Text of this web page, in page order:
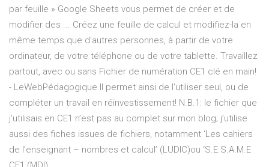
par feuille » Google Sheets vous permet de créer et de
modifier des ... Créez une feuille de calcul et modifiez-la en
même temps que d'autres personnes, à partir de votre
ordinateur, de votre téléphone ou de votre tablette. Travaillez
partout, avec ou sans Fichier de numération CE1 clé en main!
- LeWebPédagogique Il permet ainsi de l’utiliser seul, ou de
compléter un travail en réinvestissement! N.B.1: le fichier que
j’utilisais en CE1 n’est pas au complet sur mon blog; j’utilise
aussi des fiches issues de fichiers, notamment ‘Les cahiers
de l’enseignant – nombres et calcul’ (LUDIC)ou ‘S.E.S.A.M.E